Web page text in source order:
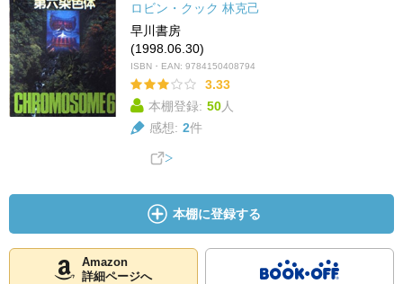
ロビン・クック 林克己
早川書房
(1998.06.30)
ISBN・EAN: 9784150408794
3.33
本棚登録: 50人
感想: 2件
本棚に登録する
Amazon
詳細ページへ